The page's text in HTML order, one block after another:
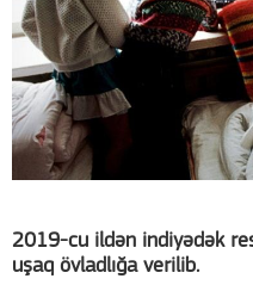
2019-cu ildən indiyədək
uşaq övladlığa verilib.